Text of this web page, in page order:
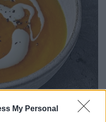
My Personal